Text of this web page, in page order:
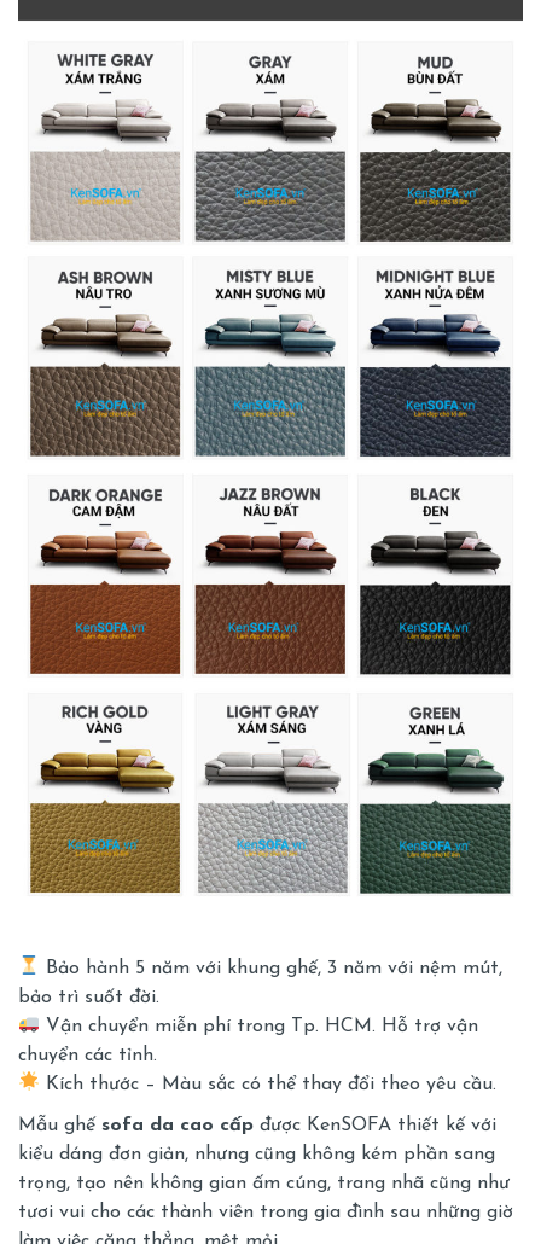
Bảo hành 5 năm với khung ghế, 3 năm với nệm mút,
bảo trì suốt đời.
Vận chuyển miễn phí trong Tp. HCM. Hỗ trợ vận
chuyển các tỉnh.
Kích thước – Màu sắc có thể thay đổi theo yêu cầu.
Mẫu ghế sofa da cao cấp được KenSOFA thiết kế với
kiểu dáng đơn giản, nhưng cũng không kém phần sang
trọng, tạo nên không gian ấm cúng, trang nhã cũng như
tươi vui cho các thành viên trong gia đình sau những giờ